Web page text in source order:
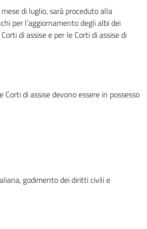
di luglio, sarà proceduto alla
per l’aggiornamento degli albi dei
di assise e per le Corti di assise di
Corti di assise devono essere in possesso
godimento dei diritti civili e